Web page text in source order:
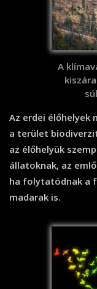
A
Az erdei élőhelyek
a terület
az élőhelyük
állatoknak, az
ha folytatódnak a
madarak is.